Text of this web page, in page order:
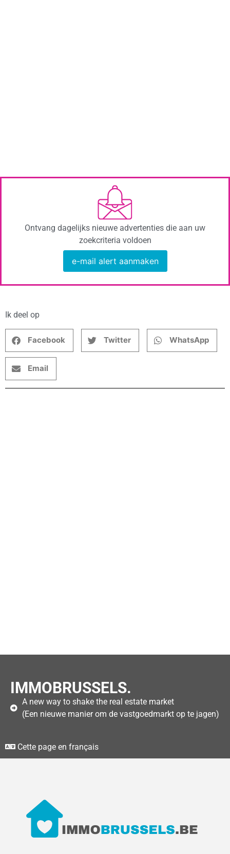
Ontvang dagelijks nieuwe advertenties die aan uw
zoekcriteria voldoen
e-mail alert aanmaken
Ik deel op
Facebook Twitter WhatsApp
Email
IMMOBRUSSELS.
A new way to shake the real estate market
(Een nieuwe manier om de vastgoedmarkt op te jagen)
Cette page en français